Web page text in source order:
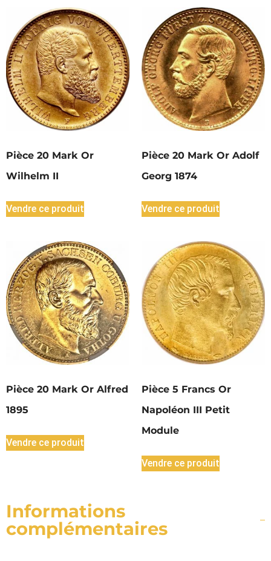
Pièce 20 Mark Or
Wilhelm II
Vendre ce produit
Pièce 20 Mark Or Adolf
Georg 1874
Vendre ce produit
Pièce 20 Mark Or Alfred
1895
Vendre ce produit
Pièce 5 Francs Or
Napoléon III Petit
Module
Vendre ce produit
Informations
complémentaires